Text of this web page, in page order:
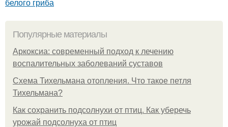
Популярные материалы
Аркоксиа: современный подход к лечению
воспалительных заболеваний суставов
Схема Тихельмана отопления. Что такое петля
Тихельмана?
Как сохранить подсолнухи от птиц. Как уберечь
урожай подсолнуха от птиц